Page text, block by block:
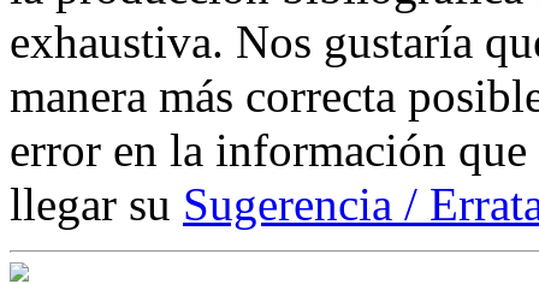
exhaustiva. Nos gustaría
manera más correcta
error en la información
llegar su Sugerencia /